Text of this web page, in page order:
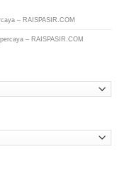
– RAISPASIR.COM
– RAISPASIR.COM